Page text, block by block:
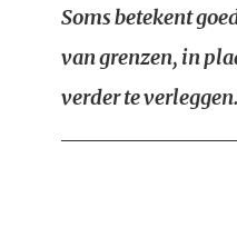
Soms betekent
van grenzen, in
verder te verleggen.